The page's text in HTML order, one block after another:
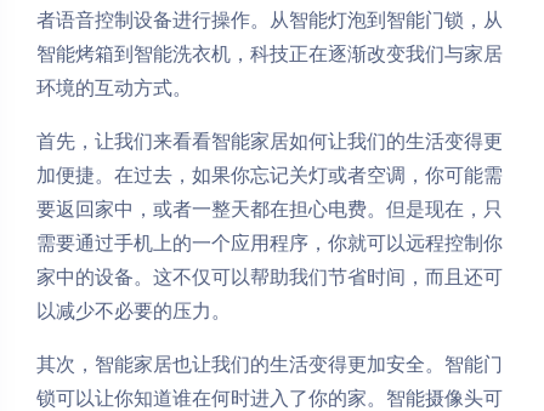
者语音控制设备进行操作。从智能灯泡到智能门锁，从
智能烤箱到智能洗衣机，科技正在逐渐改变我们与家居
环境的互动方式。
首先，让我们来看看智能家居如何让我们的生活变得更
加便捷。在过去，如果你忘记关灯或者空调，你可能需
要返回家中，或者一整天都在担心电费。但是现在，只
需要通过手机上的一个应用程序，你就可以远程控制你
家中的设备。这不仅可以帮助我们节省时间，而且还可
以减少不必要的压力。
其次，智能家居也让我们的生活变得更加安全。智能门
锁可以让你知道谁在何时进入了你的家。智能摄像头可